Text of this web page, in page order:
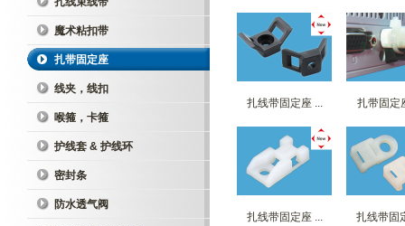
魔术粘扣带
扎带固定座
线夹，线扣
喉箍，卡箍
护线套 & 护线环
密封条
防水透气阀
扎线带固定座 ... 扎带固定
扎线带固定座 ... 扎线带固